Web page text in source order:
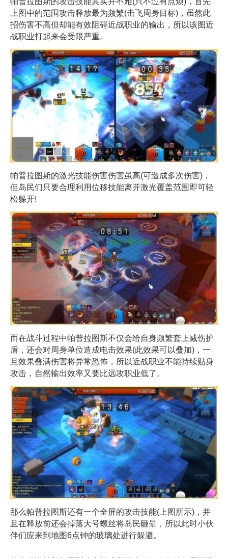
上图中的范围攻击释放最为频繁(击飞周身目标)，虽然此
招伤害不高但却能有效阻碍近战职业的输出，所以该图近
战职业打起来会受限严重。
帕普拉图斯的激光技能伤害伤害虽高(可造成多次伤害)，
但岛民们只要合理利用位移技能离开激光覆盖范围即可轻
松躲开!
而在战斗过程中帕普拉图斯不仅会给自身频繁套上减伤护
盾，还会对周身单位造成电击效果(此效果可以叠加)，一
旦效果叠满伤害将异常恐怖，所以近战职业不能持续贴身
攻击，自然输出效率又要比远攻职业低了。
那么帕普拉图斯还有一个全屏的攻击技能(上图所示)，并
且在释放前还会掉落大号螺丝将岛民砸晕，所以此时小伙
伴们应来到地图6点钟的玻璃处进行躲避。